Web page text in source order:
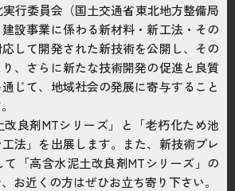
行委員会（国土交通省東北地方整備局
設事業に係わる新材料・新工法・その
して開発された新技術を公開し、その
、さらに新たな技術開発の促進と良質
じて、地域社会の発展に寄与すること
良剤MTシリーズ」と「老朽化ため池
法」を出展します。また、新技術プレ
「高含水泥土改良剤MTシリーズ」の
お近くの方はぜひお立ち寄り下さい。
問い合わせはこちら